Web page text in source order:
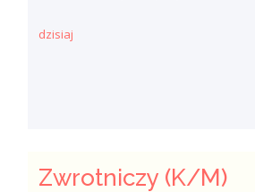
dzisiaj
Zwrotniczy (K/M)